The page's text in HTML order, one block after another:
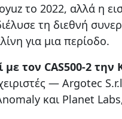
το 2022, αλλά η
τη διεθνή
για μια περίοδο.
με τον CAS500-2 την
— Argotec
και Planet